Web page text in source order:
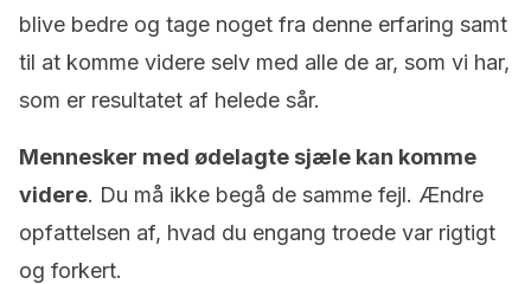
blive bedre og tage noget fra denne erfaring samt
til at komme videre selv med alle de ar, som vi har,
som er resultatet af helede sår.
Mennesker med ødelagte sjæle kan komme
videre. Du må ikke begå de samme fejl. Ændre
opfattelsen af, hvad du engang troede var rigtigt
og forkert.